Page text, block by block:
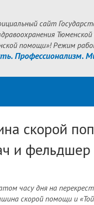
сайт
помощи»! Режим
Профессионализм.
скорой
и фельдшер
часу дня на
скорой помощи и